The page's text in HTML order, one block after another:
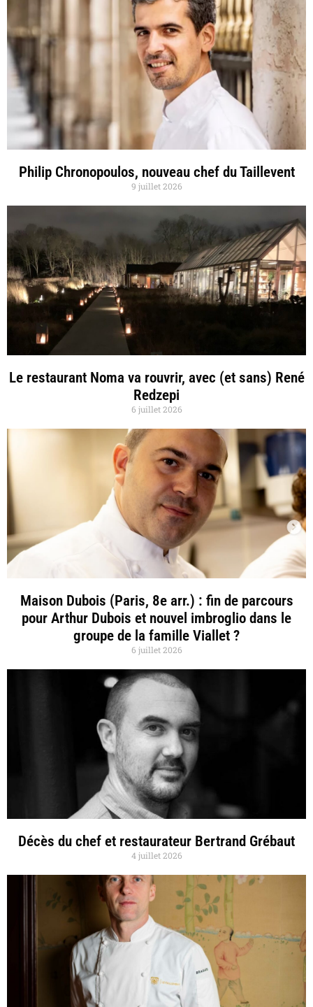
Philip Chronopoulos, nouveau chef du Taillevent
9 juillet 2026
Le restaurant Noma va rouvrir, avec (et sans) René
Redzepi
6 juillet 2026
Maison Dubois (Paris, 8e arr.) : fin de parcours
pour Arthur Dubois et nouvel imbroglio dans le
groupe de la famille Viallet ?
6 juillet 2026
Décès du chef et restaurateur Bertrand Grébaut
4 juillet 2026